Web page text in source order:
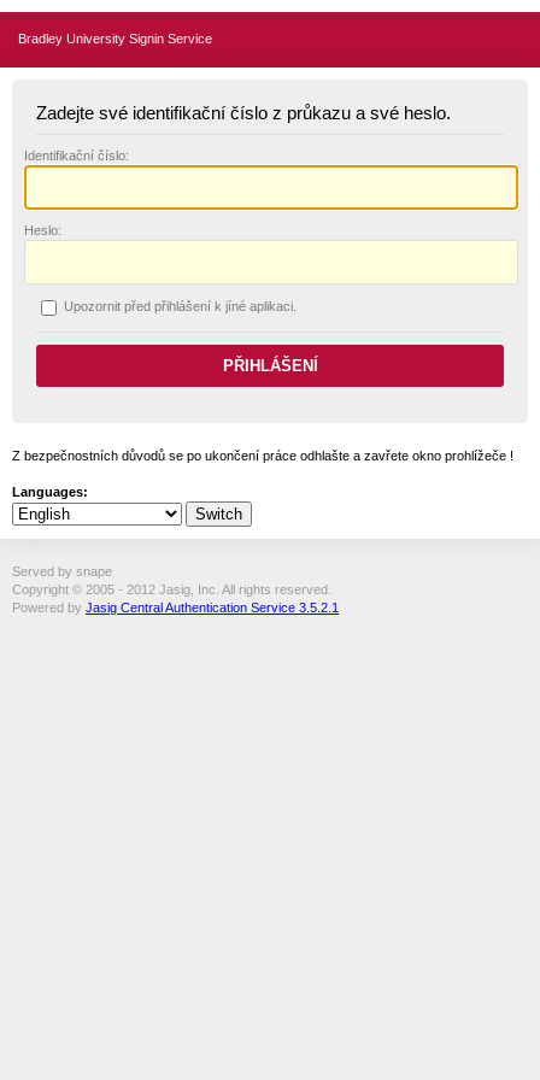
Bradley University Signin Service
Zadejte své identifikační číslo z průkazu a své heslo.
Identifikační číslo:
Heslo:
Upozornit před přihlášení k jíné aplikaci.
Z bezpečnostních důvodů se po ukončení práce odhlašte a zavřete okno prohlížeče !
Languages:
Served by snape
Copyright © 2005 - 2012 Jasig, Inc. All rights reserved.
Powered by Jasig Central Authentication Service 3.5.2.1